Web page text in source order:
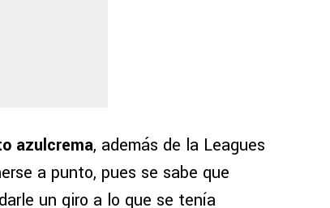
azulcrema, además de la Leagues
a punto, pues se sabe que
un giro a lo que se tenía